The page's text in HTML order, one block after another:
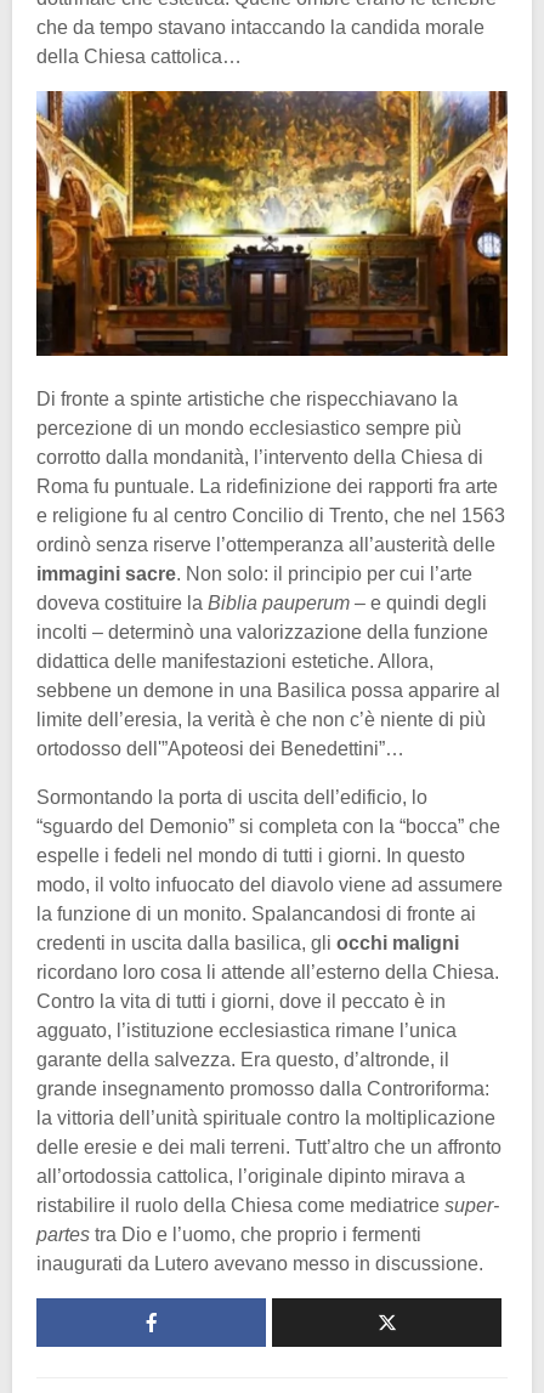
che da tempo stavano intaccando la candida morale
della Chiesa cattolica…
Di fronte a spinte artistiche che rispecchiavano la
percezione di un mondo ecclesiastico sempre più
corrotto dalla mondanità, l’intervento della Chiesa di
Roma fu puntuale. La ridefinizione dei rapporti fra arte
e religione fu al centro Concilio di Trento, che nel 1563
ordinò senza riserve l’ottemperanza all’austerità delle
immagini sacre. Non solo: il principio per cui l’arte
doveva costituire la Biblia pauperum – e quindi degli
incolti – determinò una valorizzazione della funzione
didattica delle manifestazioni estetiche. Allora,
sebbene un demone in una Basilica possa apparire al
limite dell’eresia, la verità è che non c’è niente di più
ortodosso dell'”Apoteosi dei Benedettini”…
Sormontando la porta di uscita dell’edificio, lo
“sguardo del Demonio” si completa con la “bocca” che
espelle i fedeli nel mondo di tutti i giorni. In questo
modo, il volto infuocato del diavolo viene ad assumere
la funzione di un monito. Spalancandosi di fronte ai
credenti in uscita dalla basilica, gli occhi maligni
ricordano loro cosa li attende all’esterno della Chiesa.
Contro la vita di tutti i giorni, dove il peccato è in
agguato, l’istituzione ecclesiastica rimane l’unica
garante della salvezza. Era questo, d’altronde, il
grande insegnamento promosso dalla Controriforma:
la vittoria dell’unità spirituale contro la moltiplicazione
delle eresie e dei mali terreni. Tutt’altro che un affronto
all’ortodossia cattolica, l’originale dipinto mirava a
ristabilire il ruolo della Chiesa come mediatrice super-
partes tra Dio e l’uomo, che proprio i fermenti
inaugurati da Lutero avevano messo in discussione.